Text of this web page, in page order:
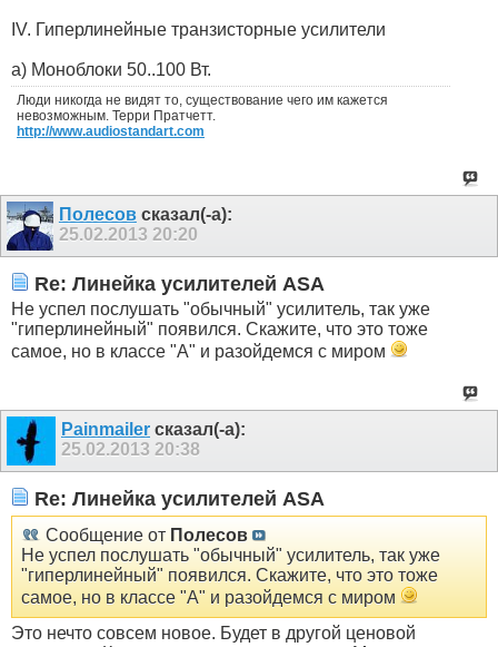
IV. Гиперлинейные транзисторные усилители
а) Моноблоки 50..100 Вт.
Люди никогда не видят то, существование чего им кажется
невозможным. Терри Пратчетт.
http://www.audiostandart.com
Полесовсказал(-а):
25.02.2013 20:20
Re: Линейка усилителей ASA
Не успел послушать "обычный" усилитель, так уже
"гиперлинейный" появился. Скажите, что это тоже
самое, но в классе "А" и разойдемся с миром
Painmailer сказал(-а):
25.02.2013 20:38
Re: Линейка усилителей ASA
Сообщение от Полесов
Не успел послушать "обычный" усилитель, так уже
"гиперлинейный" появился. Скажите, что это тоже
самое, но в классе "А" и разойдемся с миром
Это нечто совсем новое. Будет в другой ценовой